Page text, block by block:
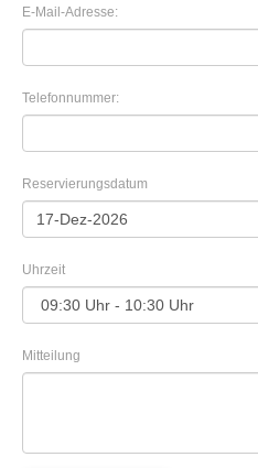
E-Mail-Adresse:
Telefonnummer:
Reservierungsdatum
Uhrzeit
Mitteilung